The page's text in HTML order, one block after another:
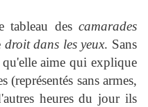
tableau des camarades
droit dans les yeux. Sans
aime qui explique
(représentés sans armes,
heures du jour ils